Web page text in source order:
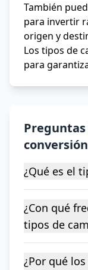
También
para invertir
origen y
Los tipos de
para
¿Qué es el
¿Con qué
tipos de
¿Por qué